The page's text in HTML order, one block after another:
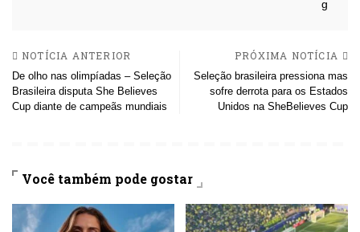
NOTÍCIA ANTERIOR
De olho nas olimpíadas – Seleção
Brasileira disputa She Believes
Cup diante de campeãs mundiais
PRÓXIMA NOTÍCIA
Seleção brasileira pressiona mas
sofre derrota para os Estados
Unidos na SheBelieves Cup
Você também pode gostar